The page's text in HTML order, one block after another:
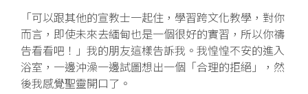
「可以跟其他的宣教士一起住，學習跨文化教學，對你
而言，即使未來去緬甸也是一個很好的實習，所以你禱
告看看吧！」我的朋友這樣告訴我。我惶惶不安的進入
浴室，一邊沖澡一邊試圖想出一個「合理的拒絕」，然
後我感覺聖靈開口了。